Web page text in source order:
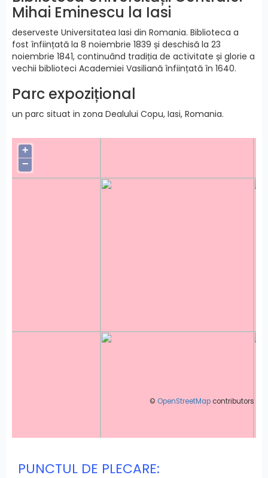
Mihai Eminescu la Iasi
deserveste Universitatea Iasi din Romania. Biblioteca a
fost înființată la 8 noiembrie 1839 și deschisă la 23
noiembrie 1841, continuând tradiția de activitate și glorie a
vechii biblioteci Academiei Vasiliană înființată în 1640.
Parc expozițional
un parc situat in zona Dealului Copu, Iasi, Romania.
+
−
© OpenStreetMap contributors
PUNCTUL DE PLECARE: